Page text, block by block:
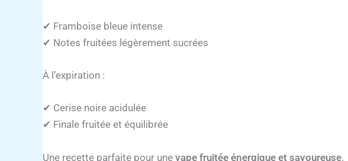
✔ Framboise bleue intense
✔ Notes fruitées légèrement sucrées
À l’expiration :
✔ Cerise noire acidulée
✔ Finale fruitée et équilibrée
Une recette parfaite pour une vape fruitée énergique et savoureuse.